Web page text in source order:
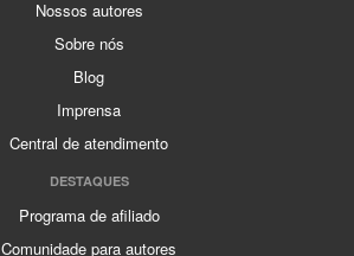
Nossos autores
Sobre nós
Blog
Imprensa
Central de atendimento
DESTAQUES
Programa de afiliado
Comunidade para autores